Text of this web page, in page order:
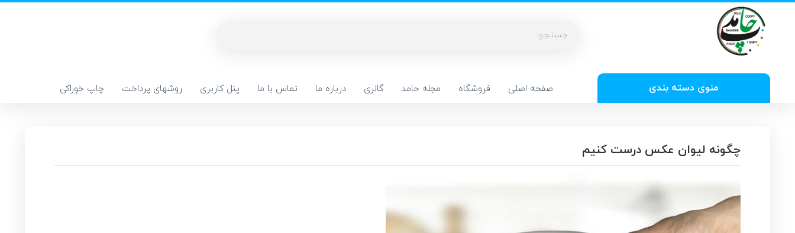
منوی دسته بندی صفحه اصلی فروشگاه مجله حامد گالری درباره ما تماس با ما پنل کاربری روشهای پرداخت چاپ خوراکی
چگونه لیوان عکس درست کنیم